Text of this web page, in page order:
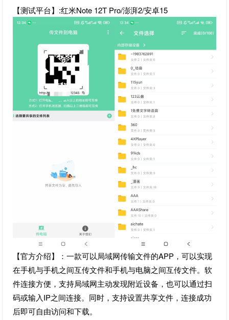
【测试平台】:红米Note 12T Pro/澎湃2/安卓15
【官方介绍】：一款可以局域网传输文件的APP，可以实现
在手机与手机之间互传文件和手机与电脑之间互传文件。软
件连接方便，支持局域网主动发现附近设备，也可以通过扫
码或输入IP之间连接。同时，支持设置共享文件，连接成功
后即可自由访问和下载。